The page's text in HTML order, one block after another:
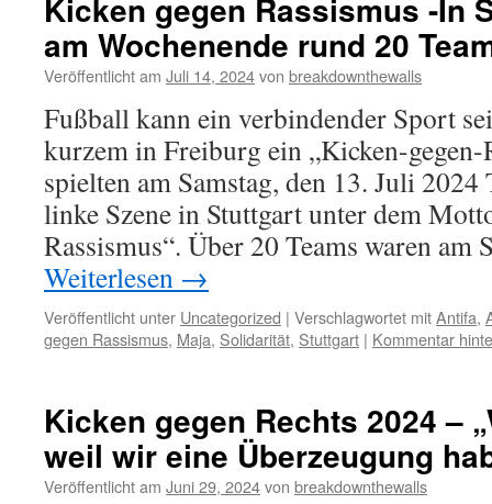
Kicken gegen Rassismus -In
am Wochenende rund 20
Veröffentlicht am Juli 14, 2024von breakdownthewalls
Fußball kann ein verbindender Sport
kurzem in Freiburg ein „Kicken-gegen-
spielten am Samstag, den 13. Juli
linke Szene in Stuttgart unter dem
Rassismus“. Über 20 Teams waren
Weiterlesen →
Veröffentlicht unter Uncategorized | Verschlagwortet mitAntifa,
gegen Rassismus, Maja, Solidarität, Stuttgart | Kommentar
Kicken gegen Rechts 2024 –
weil wir eine Überzeugung
Veröffentlicht am Juni 29, 2024von breakdownthewalls